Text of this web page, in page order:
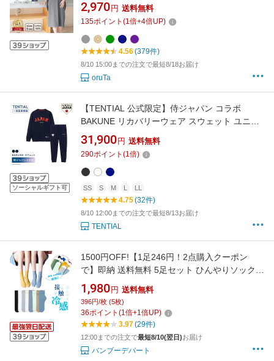
め 薄手 綿 出産祝い プレゼント 贈り物
2,970 円 送料無料
135ポイント (1倍+4倍UP)
4.56(379件)
8/10 15:00までの注文で最短8/18お届け
oruTa
ソーシャルギフト可
【TENTIAL 公式限定】侍ジャパン コラボ
BAKUNE リカバリーウェア スウェット ユニセ
ックス 上下セット 春 秋 冬用 一般医療機器 疲
労回復 パジャマ 血行促進 コリ等の改善 プレゼ
ント ギフト 男女兼用 メンズ レディース テンシ
ャル バクネ ばくね 侍ジャパンOFFICIALグッズ
31,900 円 送料無料
290ポイント (1倍)
SS S M L LL
4.75(32件)
8/10 12:00までの注文で最短8/13お届け
TENTIAL
1500円OFF!【1足246円！2点購入クーポン
で】即納 送料無料 5足セット ひんやりソックス
アイスソックス 接触冷感 涼しい 靴下 セット ク
ルーソックス おしゃれ かわいい ショート シン
プル ソックス 靴下レディース 春夏秋冬 カジュ
アルソックス 冷感靴下
1,980 円 送料無料
396円/枚 (5枚)
36ポイント (1倍+1倍UP)
3.97(29件)
12:00までの注文で最短8/10(翌日)お届け
バンブーデパート